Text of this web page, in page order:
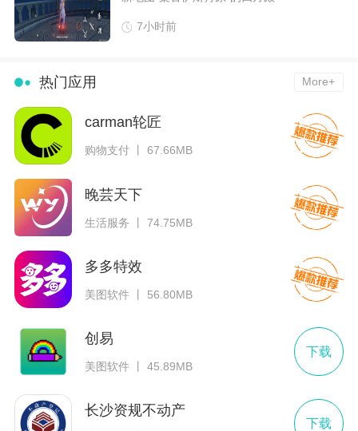
7小时前
热门应用 More+
carman轮匠
购物支付 丨 67.66MB
晚芸天下
生活服务 丨 74.75MB
多多特效
美图软件 丨 56.80MB
创易
美图软件 丨 45.89MB
下载
长沙资规不动产
下载